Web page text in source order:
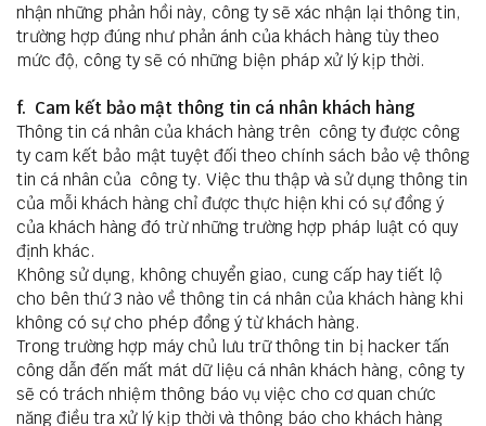
nhận những phản hồi này, công ty sẽ xác nhận lại thông tin,
trường hợp đúng như phản ánh của khách hàng tùy theo
mức độ, công ty sẽ có những biện pháp xử lý kịp thời.
f. Cam kết bảo mật thông tin cá nhân khách hàng
Thông tin cá nhân của khách hàng trên công ty được công
ty cam kết bảo mật tuyệt đối theo chính sách bảo vệ thông
tin cá nhân của công ty. Việc thu thập và sử dụng thông tin
của mỗi khách hàng chỉ được thực hiện khi có sự đồng ý
của khách hàng đó trừ những trường hợp pháp luật có quy
định khác.
Không sử dụng, không chuyển giao, cung cấp hay tiết lộ
cho bên thứ 3 nào về thông tin cá nhân của khách hàng khi
không có sự cho phép đồng ý từ khách hàng.
Trong trường hợp máy chủ lưu trữ thông tin bị hacker tấn
công dẫn đến mất mát dữ liệu cá nhân khách hàng, công ty
sẽ có trách nhiệm thông báo vụ việc cho cơ quan chức
năng điều tra xử lý kịp thời và thông báo cho khách hàng